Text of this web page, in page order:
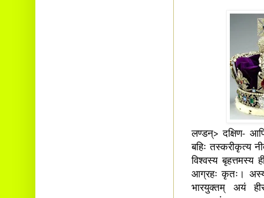
लण्डन्> दक्षिण-
बहिः तस्करीकृत्य
विश्वस्य बृहत्तमस्य
आग्रहः कृतः।
भारयुक्तम् अयं